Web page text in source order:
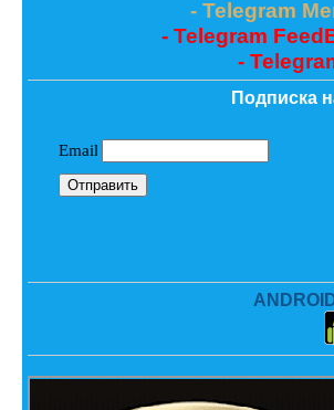
- Telegram
- Telegram
-
Подписка